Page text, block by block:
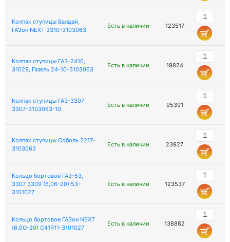
Колпак ступицы Валдай,
ГАЗон NEXT 3310-3103063
Есть в наличии 123517
Колпак ступицы ГАЗ-2410,
31029, Газель 24-10-3103063
Есть в наличии 19824
Колпак ступицы ГАЗ-3307
3307-3103063-10
Есть в наличии 95391
Колпак ступицы Соболь 2217-
3103063
Есть в наличии 23927
Кольцо бортовое ГАЗ-53,
3307 3309 (6,06-20) 53-
3101027
Есть в наличии 123537
Кольцо бортовое ГАЗон NEXT
(6,0О-20) C41R11-3101027
Есть в наличии 138882